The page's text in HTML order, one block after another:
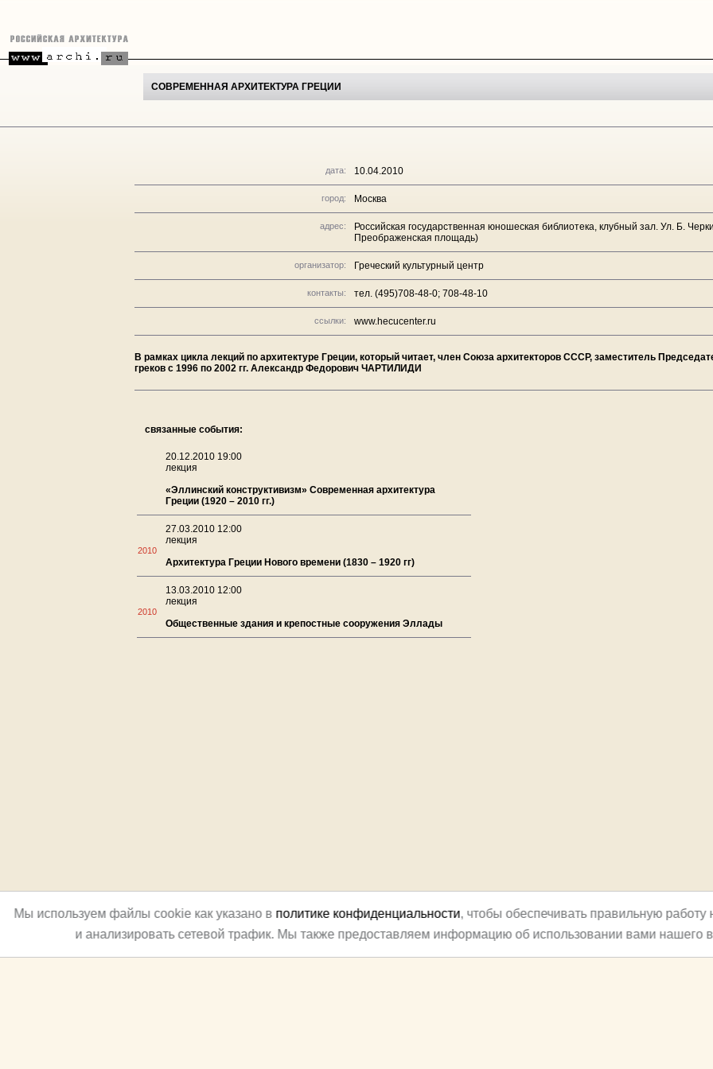
СОВРЕМЕННАЯ АРХИТЕКТУРА ГРЕЦИИ
дата: 10.04.2010
город: Москва
адрес:
Российская государственная юношеская библиотека, клубный зал. Ул. Б.
Преображенская площадь)
организатор: Греческий культурный центр
контакты: тел. (495)708-48-0; 708-48-10
ссылки: www.hecucenter.ru
В рамках цикла лекций по архитектуре Греции, который читает, член Союза архитекторов СССР, заместитель
греков с 1996 по 2002 гг. Александр Федорович ЧАРТИЛИДИ
связанные события:
20.12.2010 19:00
лекция
«Эллинский конструктивизм» Современная архитектура
Греции (1920 – 2010 гг.)
2010
27.03.2010 12:00
лекция
Архитектура Греции Нового времени (1830 – 1920 гг)
2010
13.03.2010 12:00
лекция
Общественные здания и крепостные сооружения Эллады
Мы используем файлы cookie как указано в политике конфиденциальности, чтобы обеспечивать правильную
и анализировать сетевой трафик. Мы также предоставляем информацию об использовании вами нашего